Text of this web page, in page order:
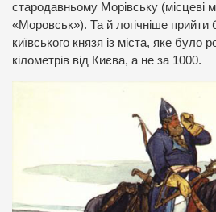
стародавньому Морівську (місцеві
«Моровськ»). Та й логічніше
київського князя із міста, яке було
кілометрів від Києва, а не за 1000.